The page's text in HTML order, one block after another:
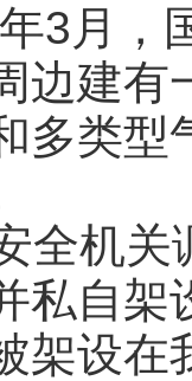
，国
边建有
多类型
机关调
私自
架设在